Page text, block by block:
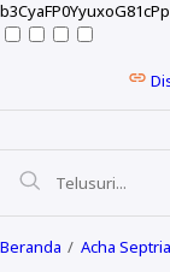
Beranda Acha